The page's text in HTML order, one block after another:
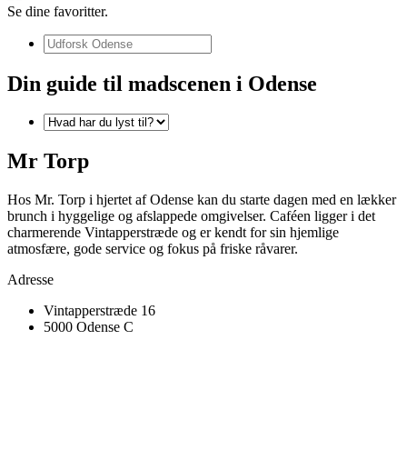
Se dine favoritter.
Din guide til madscenen i Odense
Mr Torp
Hos Mr. Torp i hjertet af Odense kan du starte dagen med en lækker
brunch i hyggelige og afslappede omgivelser. Caféen ligger i det
charmerende Vintapperstræde og er kendt for sin hjemlige
atmosfære, gode service og fokus på friske råvarer.
Adresse
Vintapperstræde 16
5000 Odense C